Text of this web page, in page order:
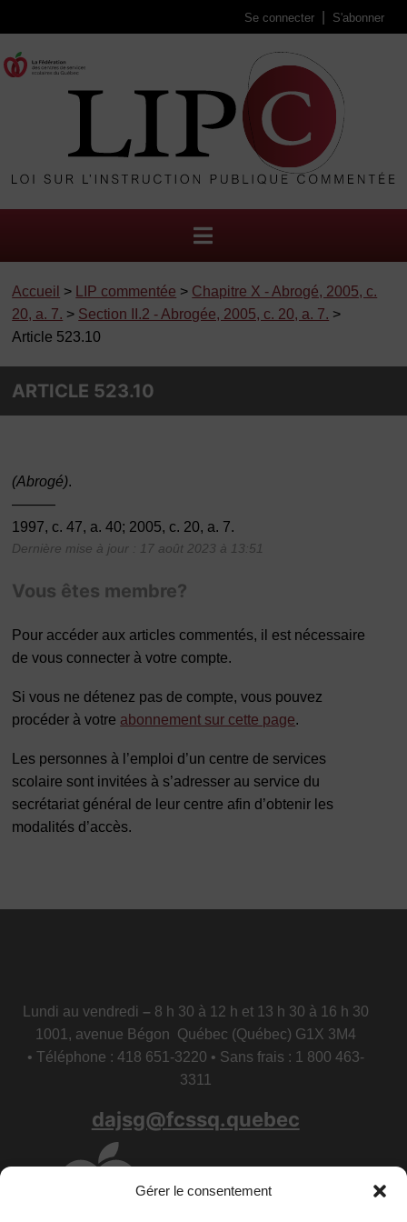
Gérer le consentement
Se connecter S'abonner
Accueil > LIP commentée > Chapitre X - Abrogé, 2005, c.
20, a. 7. > Section II.2 - Abrogée, 2005, c. 20, a. 7. >
Article 523.10
ARTICLE 523.10
(Abrogé).
———
1997, c. 47, a. 40; 2005, c. 20, a. 7.
Dernière mise à jour : 17 août 2023 à 13:51
Vous êtes membre?
Pour accéder aux articles commentés, il est nécessaire
de vous connecter à votre compte.
Si vous ne détenez pas de compte, vous pouvez
procéder à votre abonnement sur cette page.
Les personnes à l’emploi d’un centre de services
scolaire sont invitées à s’adresser au service du
secrétariat général de leur centre afin d’obtenir les
modalités d’accès.
Lundi au vendredi – 8 h 30 à 12 h et 13 h 30 à 16 h 30
1001, avenue Bégon Québec (Québec) G1X 3M4
• Téléphone : 418 651-3220 • Sans frais : 1 800 463-
3311
dajsg@fcssq.quebec